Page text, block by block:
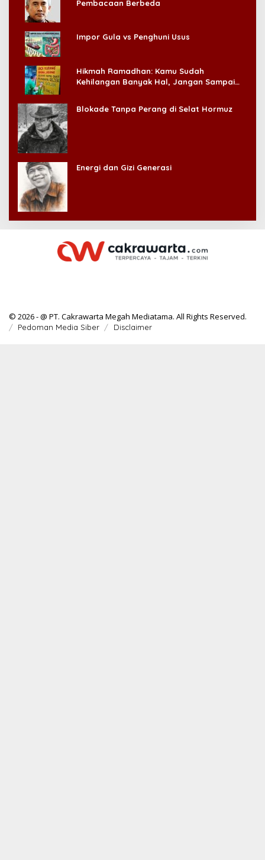
Pembacaan Berbeda
Impor Gula vs Penghuni Usus
Hikmah Ramadhan: Kamu Sudah
Kehilangan Banyak Hal, Jangan Sampai
Blokade Tanpa Perang di Selat Hormuz
Energi dan Gizi Generasi
© 2026 - @ PT. Cakrawarta Megah Mediatama. All Rights Reserved.
Pedoman Media Siber Disclaimer